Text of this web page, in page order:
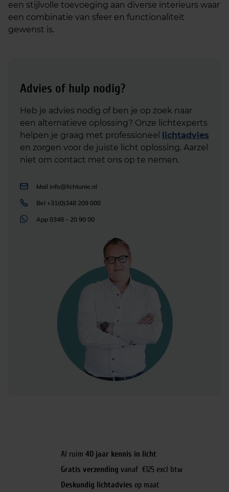
een stijlvolle toevoeging aan diverse interieurs waar
een combinatie van sfeer en functionaliteit
gewenst is.
Advies of hulp nodig?
Heb je advies nodig of ben je op zoek naar
een alternatieve oplossing? Onze lichtexperts
helpen je graag met professioneel lichtadvies
en zorgen voor de juiste licht oplossing. Aarzel
niet om contact met ons op te nemen.
Mail info@lichtunie.nl
Bel +31(0)348 209 000
App 0348 – 20 90 00
Al ruim 40 jaar kennis in licht
Gratis verzending vanaf €125 excl btw
Deskundig lichtadvies op maat